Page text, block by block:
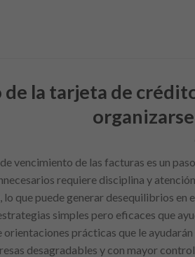
de la tarjeta de
vencimiento de las facturas es un
requiere disciplina y
que puede generar desequilibrios en
simples pero eficaces que
orientaciones prácticas que le
desagradables y con mayor